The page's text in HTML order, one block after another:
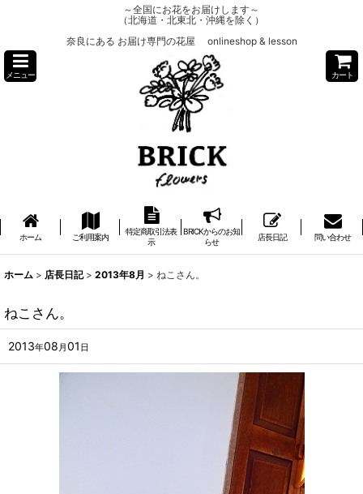
～全国にお花をお届けします～
（北海道・北東北・沖縄を除く）
奈良にある お届け専門の花屋 onlineshop & lesson
メニュー カート
ホーム ご利用案内
特定商取引法表
示
BRICKからのお知
らせ
店長日記 問い合わせ
ホーム > 店長日記 > 2013年8月 > ねこさん。
ねこさん。
2013年08 月 01 日